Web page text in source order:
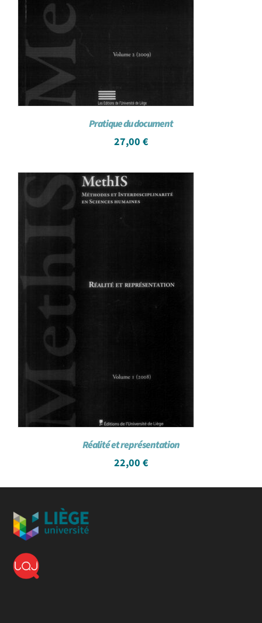
Pratique du document
27,00 €
Réalité et représentation
22,00 €